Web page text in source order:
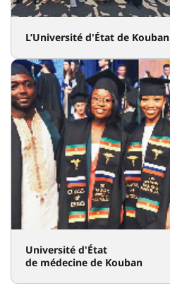
L’Université d'État de Kouban
Université d'État
de médecine de Kouban